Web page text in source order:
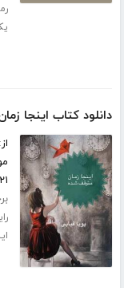
دانلود کتاب اینجا
۲۱ صفحه